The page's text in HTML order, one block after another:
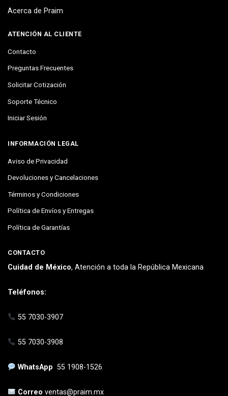
Acerca de Praim
ATENCIÓN AL CLIENTE
Contacto
Preguntas Frecuentes
Solicitar Cotización
Soporte Técnico
Iniciar Sesión
INFORMACIÓN LEGAL
Aviso de Privacidad
Devoluciones y Cancelaciones
Términos y Condiciones
Política de Envíos y Entregas
Política de Garantías
CONTACTO
Cuidad de México, Atención a toda la República Mexicana
Teléfonos:
55 7030-3907
55 7030-3908
WhatsApp55 1908-1526
Correoventas@praim.mx